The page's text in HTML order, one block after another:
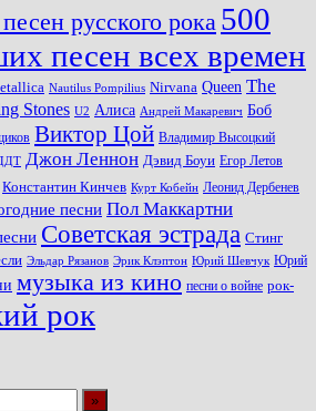
русского рока 500
песен всех времен
Nautilus Pompilius Nirvana Queen The
Stones U2 Алиса Андрей Макаревич Боб
Виктор Цой Владимир Высоцкий
Джон Леннон Дэвид Боуи Егор Летов
Константин Кинчев Курт Кобейн Леонид Дербенев
песни Пол Маккартни
Советская эстрада Стинг
Эльдар Рязанов Эрик Клэптон Юрий Шевчук Юрий
музыка из кино песни о войне рок-
рок